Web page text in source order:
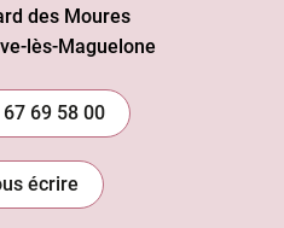
des Moures
lès-Maguelone
69 58 00
écrire